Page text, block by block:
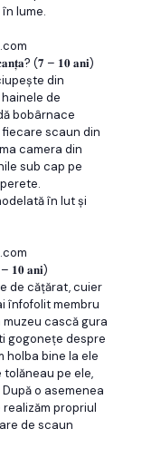
lume.
(𝟕 – 𝟏𝟎 𝐚𝐧𝐢)
din
de
bobârnace
scaun din
camera din
sub cap pe
în lut și
– 𝟏𝟎 𝐚𝐧𝐢)
de cățărat, cuier
înfofolit membru
cască gura
gogonețe despre
holba bine la ele
pe ele,
o asemenea
propriul
de scaun